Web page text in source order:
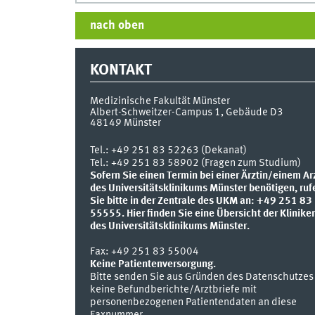
nach oben
KONTAKT
Medizinische Fakultät Münster
Albert-Schweitzer-Campus 1, Gebäude D3
48149 Münster
Tel.: +49 251 83 52263 (Dekanat)
Tel.: +49 251 83 58902 (Fragen zum Studium)
Sofern Sie einen Termin bei einer Ärztin/einem
des Universitätsklinikums Münster benötigen,
Sie bitte in der Zentrale des UKM an: +49 251 83
55555. Hier finden Sie eine Übersicht der
des Universitätsklinikums Münster.
Fax: +49 251 83 55004
Keine Patientenversorgung.
Bitte senden Sie aus Gründen des Datenschutzes
keine Befundberichte/Arztbriefe mit
personenbezogenen Patientendaten an diese